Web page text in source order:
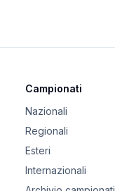
Campionati
Nazionali
Regionali
Esteri
Internazionali